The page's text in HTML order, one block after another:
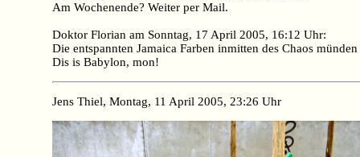
Am Wochenende? Weiter per Mail.
Doktor Florian am Sonntag, 17 April 2005, 16:12 Uhr:
Die entspannten Jamaica Farben inmitten des Chaos
Dis is Babylon, mon!
Jens Thiel, Montag, 11 April 2005, 23:26 Uhr